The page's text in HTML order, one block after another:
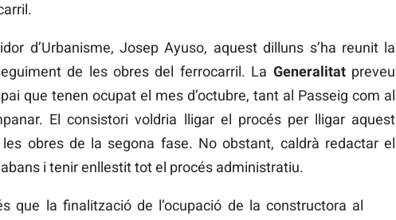
d’Urbanisme, Josep Ayuso, aquest dilluns s’ha reunit la
de les obres del ferrocarril. La Generalitatpreveu
que tenen ocupat el mes d’octubre, tant al Passeig com al
El consistori voldria lligar el procés per lligar aquest
obres de la segona fase. No obstant, caldrà redactar el
i tenir enllestit tot el procés administratiu.
que la finalització de l’ocupació de la constructora al